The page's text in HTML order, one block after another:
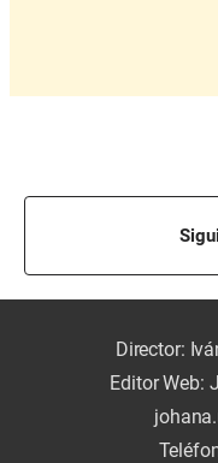
Director:
Editor Web: